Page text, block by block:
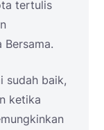
tertulis
Bersama.
sudah baik,
ketika